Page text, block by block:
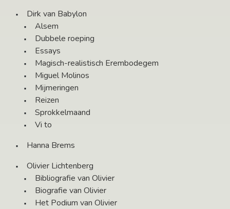
Dirk van Babylon
Alsem
Dubbele roeping
Essays
Magisch-realistisch Erembodegem
Miguel Molinos
Mijmeringen
Reizen
Sprokkelmaand
Vi to
Hanna Brems
Olivier Lichtenberg
Bibliografie van Olivier
Biografie van Olivier
Het Podium van Olivier